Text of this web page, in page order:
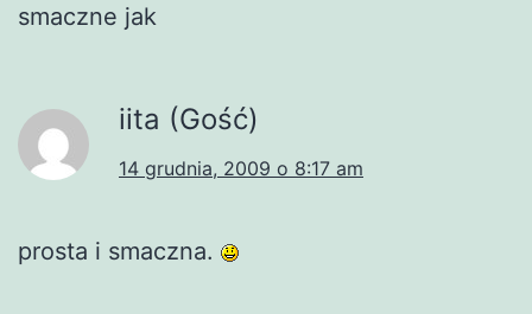
smaczne jak
iita (Gość)
14 grudnia, 2009 o 8:17 am
prosta i smaczna.